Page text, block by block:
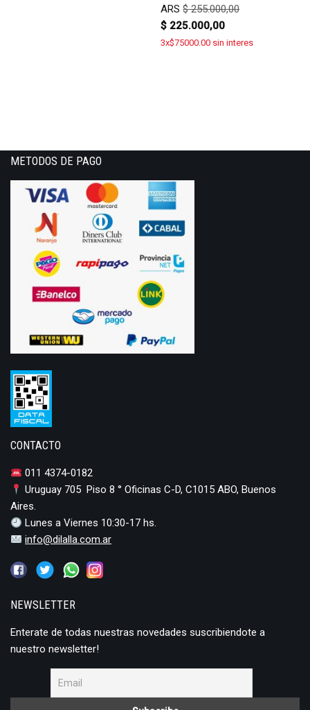
ARS$255.000,00
$ 225.000,00
3x$75000.00 sin interes
METODOS DE PAGO
CONTACTO
011 4374-0182
Uruguay 705 Piso 8 ° Oficinas C-D, C1015 ABO, Buenos
Aires.
Lunes a Viernes 10:30-17 hs.
info@dilalla.com.ar
NEWSLETTER
Enterate de todas nuestras novedades suscribiendote a
nuestro newsletter!